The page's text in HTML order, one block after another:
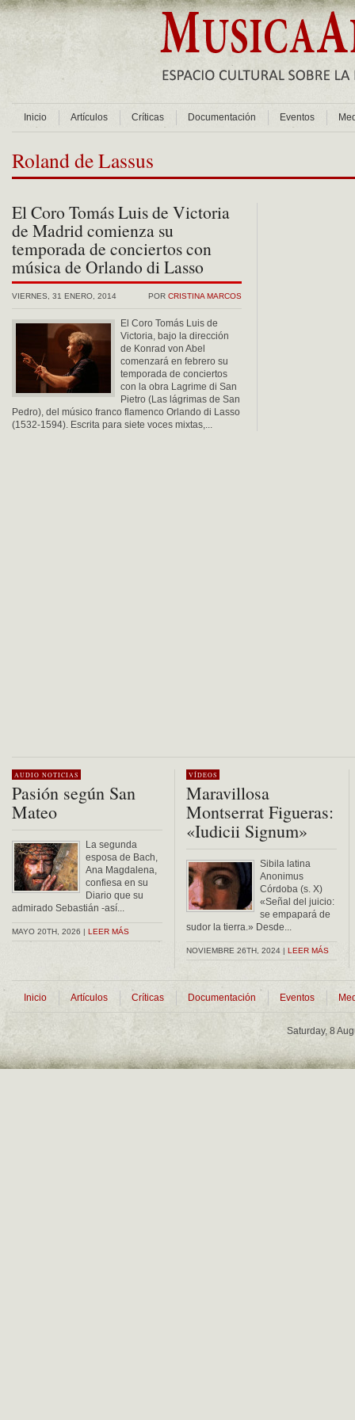
Inicio Artículos Críticas Documentación Eventos
Roland de Lassus
El Coro Tomás Luis de Victoria
de Madrid comienza su
temporada de conciertos con
música de Orlando di Lasso
POR CRISTINA MARCOS
VIERNES, 31 ENERO, 2014
El Coro Tomás Luis de
Victoria, bajo la dirección
de Konrad von Abel
comenzará en febrero su
temporada de conciertos
con la obra Lagrime di San
Pietro (Las lágrimas de San
Pedro), del músico franco flamenco Orlando di Lasso
(1532-1594). Escrita para siete voces mixtas,...
AUDIO NOTICIAS
Pasión según San
Mateo
La segunda
esposa de Bach,
Ana Magdalena,
confiesa en su
Diario que su
admirado Sebastián -así...
MAYO 20TH, 2026 | LEER MÁS
VÍDEOS
Maravillosa
Montserrat Figueras:
«Iudicii Signum»
Sibila latina
Anonimus
Córdoba (s. X)
«Señal del juicio:
se empapará de
sudor la tierra.» Desde...
NOVIEMBRE 26TH, 2024 | LEER MÁS
Inicio Artículos Críticas Documentación Eventos
Saturday, 8